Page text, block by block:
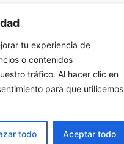
tu experiencia de
o contenidos
tráfico. Al hacer clic en
para que utilicemos
todo Aceptar todo